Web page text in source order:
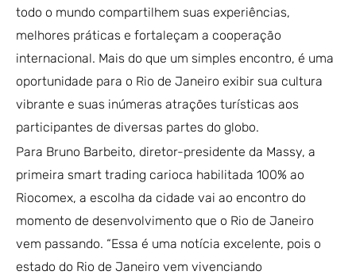
todo o mundo compartilhem suas experiências,
melhores práticas e fortaleçam a cooperação
internacional. Mais do que um simples encontro, é uma
oportunidade para o Rio de Janeiro exibir sua cultura
vibrante e suas inúmeras atrações turísticas aos
participantes de diversas partes do globo.
Para Bruno Barbeito, diretor-presidente da Massy, a
primeira smart trading carioca habilitada 100% ao
Riocomex, a escolha da cidade vai ao encontro do
momento de desenvolvimento que o Rio de Janeiro
vem passando. “Essa é uma notícia excelente, pois o
estado do Rio de Janeiro vem vivenciando